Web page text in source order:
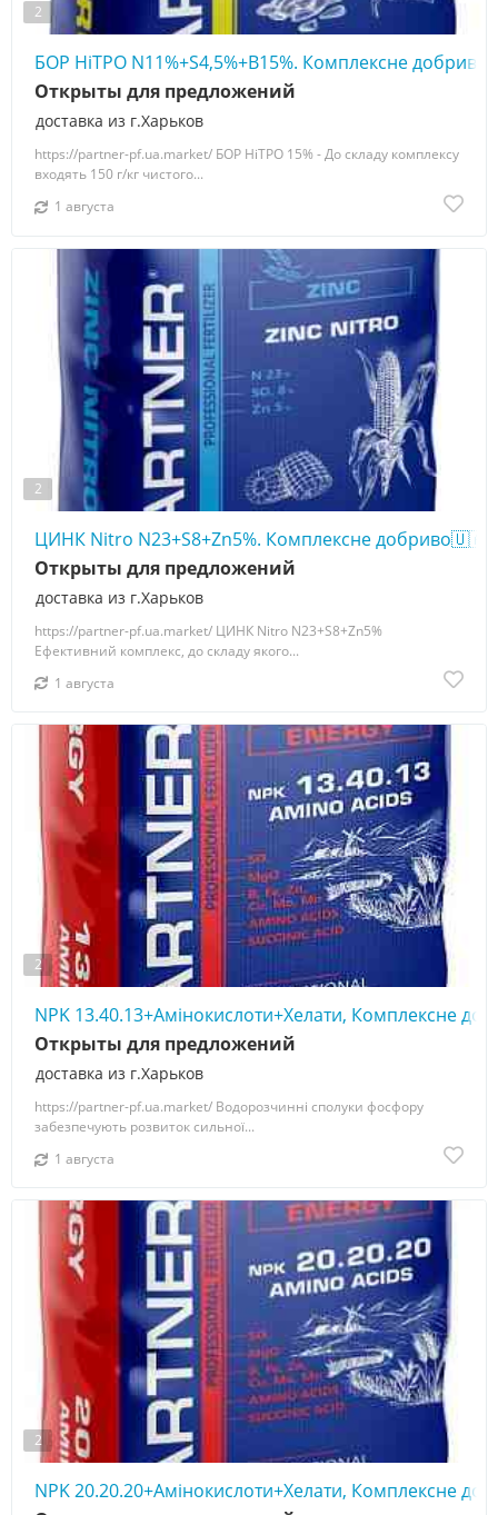
2
БОР НіТРО N11%+S4,5%+B15%. Комплексне
доставка из г.Харьков
Открыты для предложений
https://partner-pf.ua.market/ БОР НіТРО 15% - До складу комплексу
входять 150 г/кг чистого...
1 августа
2
ЦИНК Nitro N23+S8+Zn5%. Комплексне добриво🇺🇦
доставка из г.Харьков
Открыты для предложений
https://partner-pf.ua.market/ ЦИНК Nitro N23+S8+Zn5%
Ефективний комплекс, до складу якого...
1 августа
2
NPK 13.40.13+Амінокислоти+Хелати, Комплексне
доставка из г.Харьков
Открыты для предложений
https://partner-pf.ua.market/ Водорозчинні сполуки фосфору
забезпечують розвиток сильної...
1 августа
2
NPK 20.20.20+Амінокислоти+Хелати, Комплексне